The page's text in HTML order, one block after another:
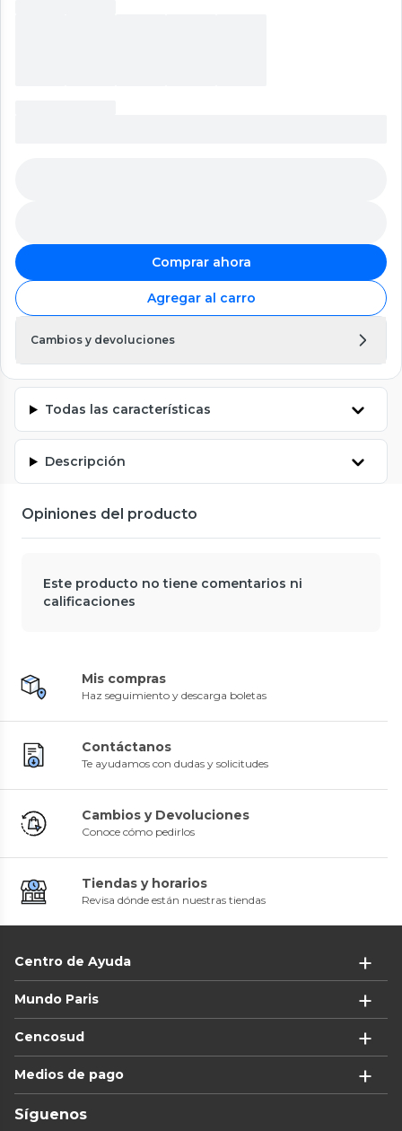
Comprar ahora
Agregar al carro
Cambios y devoluciones
Todas las características
Descripción
Opiniones del producto
Este producto no tiene comentarios ni
calificaciones
Mis compras
Haz seguimiento y descarga boletas
Contáctanos
Te ayudamos con dudas y solicitudes
Cambios y Devoluciones
Conoce cómo pedirlos
Tiendas y horarios
Revisa dónde están nuestras tiendas
Centro de Ayuda
Mundo Paris
Cencosud
Medios de pago
Síguenos